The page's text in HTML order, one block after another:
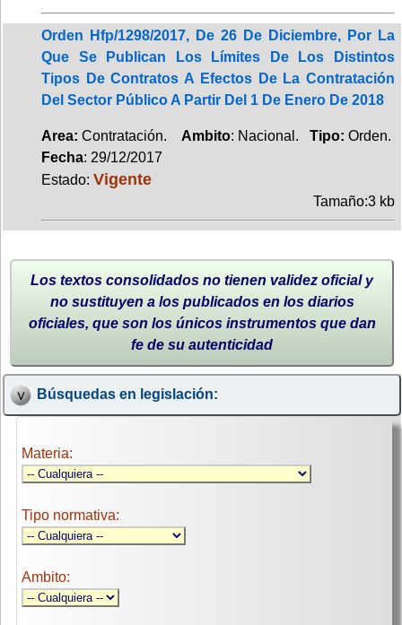
Orden Hfp/1298/2017, De 26 De Diciembre, Por La
Que Se Publican Los Límites De Los Distintos
Tipos De Contratos A Efectos De La Contratación
Del Sector Público A Partir Del 1 De Enero De 2018
Area: Contratación. Ambito: Nacional. Tipo: Orden.
Fecha: 29/12/2017
Estado: Vigente
Tamaño:3 kb
Los textos consolidados no tienen validez oficial y
no sustituyen a los publicados en los diarios
oficiales, que son los únicos instrumentos que dan
fe de su autenticidad
Búsquedas en legislación:
Materia:
Tipo normativa:
Ambito: